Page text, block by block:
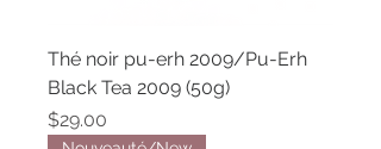
Thé noir pu-erh 2009/Pu-Erh
Black Tea 2009 (50g)
Price
$29.00